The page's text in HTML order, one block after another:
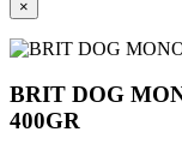
×
BRIT DOG
400GR